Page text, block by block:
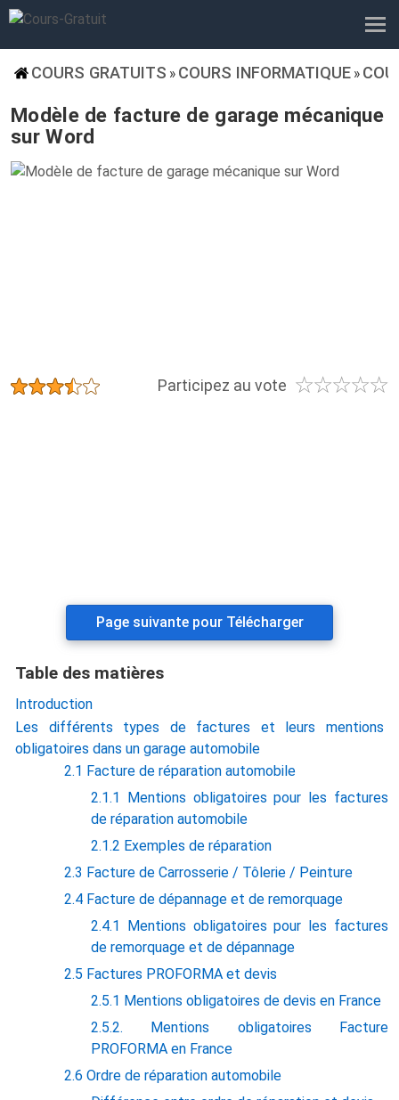
COURS GRATUITS » COURS INFORMATIQUE »
Modèle de facture de garage mécanique
sur Word
Participez au vote ☆☆☆☆☆
★★★★★
Page suivante pour Télécharger
Table des matières
Introduction
Les différents types de factures et leurs mentions
obligatoires dans un garage automobile
2.1 Facture de réparation automobile
2.1.1 Mentions obligatoires pour les factures
de réparation automobile
2.1.2 Exemples de réparation
2.3 Facture de Carrosserie / Tôlerie / Peinture
2.4 Facture de dépannage et de remorquage
2.4.1 Mentions obligatoires pour les factures
de remorquage et de dépannage
2.5 Factures PROFORMA et devis
2.5.1 Mentions obligatoires de devis en France
2.5.2. Mentions obligatoires Facture
PROFORMA en France
2.6 Ordre de réparation automobile